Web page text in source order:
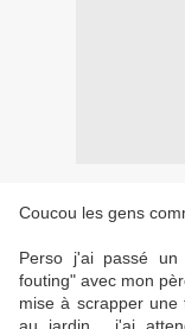
Coucou les gens
Perso j'ai passé
fouting" avec mon
mise à scrapper